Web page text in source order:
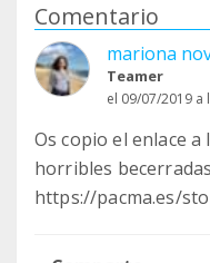
Comentario
mariona
Teamer
el 09/07/2019 a
Os copio el enlace
horribles
https://pacma.es/